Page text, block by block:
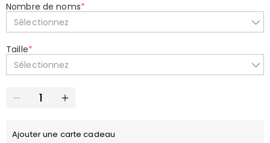
Nombre de noms*
Sélectionnez
Taille*
Sélectionnez
Ajouter une carte cadeau